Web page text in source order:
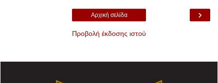
›
Αρχική σελίδα
Προβολή έκδοσης ιστού